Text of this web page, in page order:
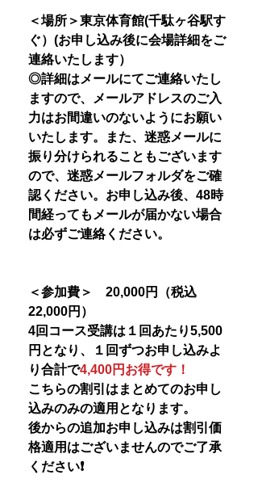
＜場所＞東京体育館(千駄ヶ谷駅す
ぐ）(お申し込み後に会場詳細をご
連絡いたします）
◎詳細はメールにてご連絡いたし
ますので、メールアドレスのご入
力はお間違いのないようにお願い
いたします。また、迷惑メールに
振り分けられることもございます
ので、迷惑メールフォルダをご確
認ください。お申し込み後、48時
間経ってもメールが届かない場合
は必ずご連絡ください。
＜参加費＞ 20,000円（税込
22,000円）
4回コース受講は１回あたり5,500
円となり、１回ずつお申し込みよ
り合計で4,400円お得です！
こちらの割引はまとめてのお申し
込みのみの適用となります。
後からの追加お申し込みは割引価
格適用はございませんのでご了承
ください❗️